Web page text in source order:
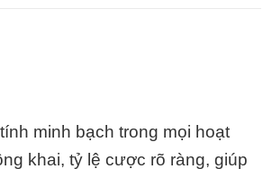
minh bạch trong mọi hoạt
khai, tỷ lệ cược rõ ràng, giúp